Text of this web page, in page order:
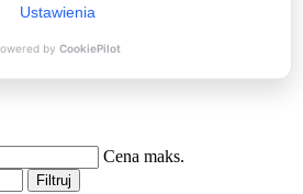
Cena maks.
Filtruj